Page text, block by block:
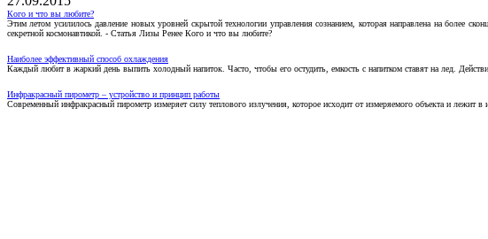
Кого и что вы любите?
Этим летом усилилось давление новых уровней скрытой технологии управления сознанием, которая направлена на более
секретной космонавтикой. - Статья Лизы Ренее Кого и что вы любите?
Наиболее эффективный способ охлаждения
Каждый любит в жаркий день выпить холодный напиток. Часто, чтобы его остудить, емкость с напитком ставят на лед.
Инфракрасный пирометр – устройство и принцип работы
Современный инфракрасный пирометр измеряет силу теплового излучения, которое исходит от измеряемого объекта и лежит